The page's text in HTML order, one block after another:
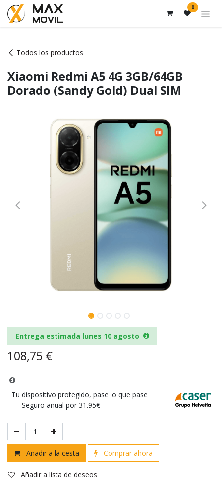
Ir al contenido 0
Todos los productos
Xiaomi Redmi A5 4G 3GB/64GB
Dorado (Sandy Gold) Dual SIM
Entrega estimada lunes 10 agosto
108,75 €
Tu dispositivo protegido, pase lo que pase
Seguro anual por 31.95€
Añadir a la cesta Comprar ahora
Añadir a lista de deseos